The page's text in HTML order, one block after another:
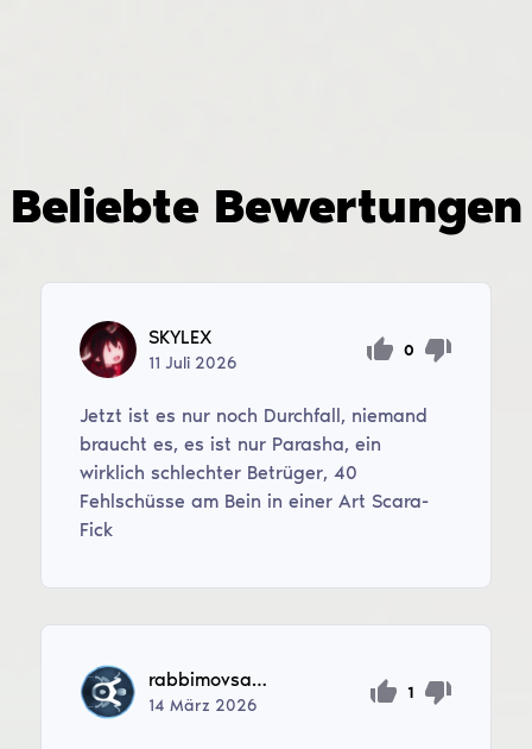
Beliebte Bewertungen
SKYLEX
11Juli 2026
0
Jetzt ist es nur noch Durchfall, niemand
braucht es, es ist nur Parasha, ein
wirklich schlechter Betrüger, 40
Fehlschüsse am Bein in einer Art Scara-
Fick
rabbimovsardorbek6
14März 2026
1